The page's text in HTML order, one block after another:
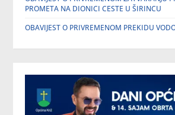
PROMETA NA DIONICI CESTE U ŠIRINCU
OBAVIJEST O PRIVREMENOM PREKIDU